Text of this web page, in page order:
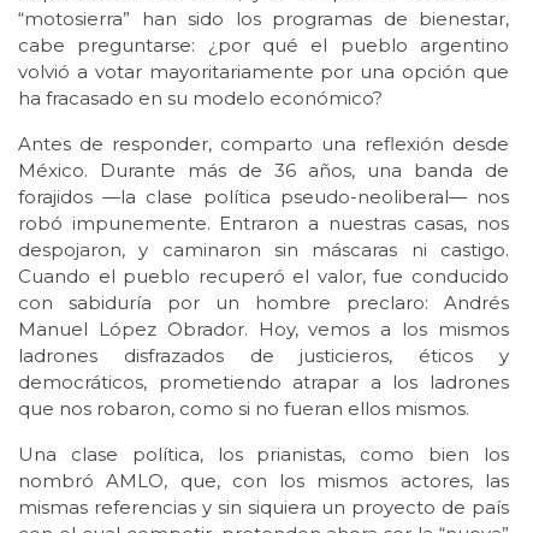
“motosierra” han sido los programas de bienestar,
cabe preguntarse: ¿por qué el pueblo argentino
volvió a votar mayoritariamente por una opción que
ha fracasado en su modelo económico?
Antes de responder, comparto una reflexión desde
México. Durante más de 36 años, una banda de
forajidos —la clase política pseudo-neoliberal— nos
robó impunemente. Entraron a nuestras casas, nos
despojaron, y caminaron sin máscaras ni castigo.
Cuando el pueblo recuperó el valor, fue conducido
con sabiduría por un hombre preclaro: Andrés
Manuel López Obrador. Hoy, vemos a los mismos
ladrones disfrazados de justicieros, éticos y
democráticos, prometiendo atrapar a los ladrones
que nos robaron, como si no fueran ellos mismos.
Una clase política, los prianistas, como bien los
nombró AMLO, que, con los mismos actores, las
mismas referencias y sin siquiera un proyecto de país